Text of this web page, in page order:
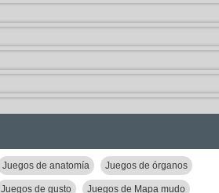
Juegos de anatomía Juegos de órganos
Juegos de gusto Juegos de Mapa mudo